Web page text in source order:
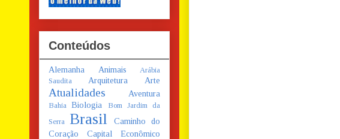
Conteúdos
Alemanha Animais
Arábia
Saudita
Arquitetura Arte
Atualidades Aventura
Bahia Biologia
Bom Jardim da
Serra
Brasil
Caminho do
Coração
Capital Econômico